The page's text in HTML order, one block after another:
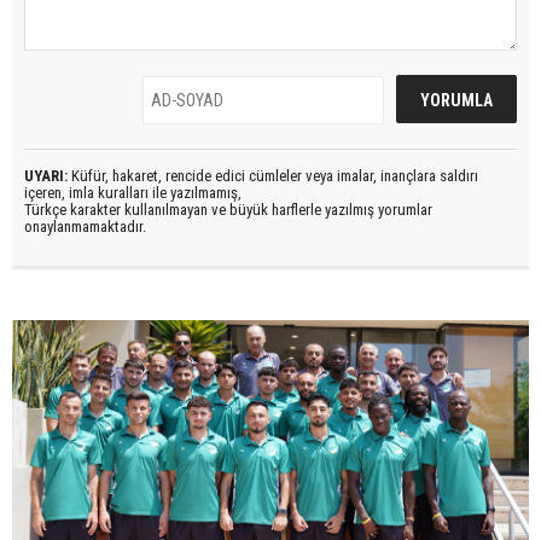
UYARI: Küfür, hakaret, rencide edici cümleler veya imalar, inançlara saldırı
içeren, imla kuralları ile yazılmamış,
Türkçe karakter kullanılmayan ve büyük harflerle yazılmış yorumlar
onaylanmamaktadır.